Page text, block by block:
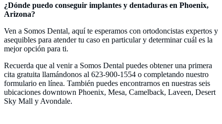
¿Dónde puedo conseguir implantes y dentaduras en Phoenix,
Arizona?
Ven a Somos Dental, aquí te esperamos con ortodoncistas expertos y
asequibles para atender tu caso en particular y determinar cuál es la
mejor opción para ti.
Recuerda que al venir a Somos Dental puedes obtener una primera
cita gratuita llamándonos al 623-900-1554 o completando nuestro
formulario en línea. También puedes encontrarnos en nuestras seis
ubicaciones downtown Phoenix, Mesa, Camelback, Laveen, Desert
Sky Mall y Avondale.